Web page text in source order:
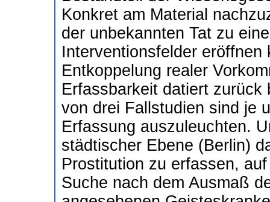
Konkret am Material
der unbekannten Tat zu
Interventionsfelder
Entkoppelung realer
Erfassbarkeit datiert zurück
von drei Fallstudien sind je
Erfassung auszuleuchten.
städtischer Ebene (Berlin)
Prostitution zu erfassen,
Suche nach dem Ausmaß